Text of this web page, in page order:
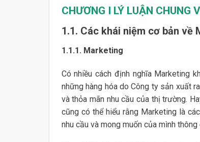
CHƯƠNG I LÝ LUẬN CHUNG
1.1. Các khái niệm cơ bản về
1.1.1. Marketing
Có nhiều cách định nghĩa Marketing
những hàng hóa do Công ty sản xuất
và thỏa mãn nhu cầu của thị trường.
cũng có thể hiểu rằng Marketing là
nhu cầu và mong muốn của mình